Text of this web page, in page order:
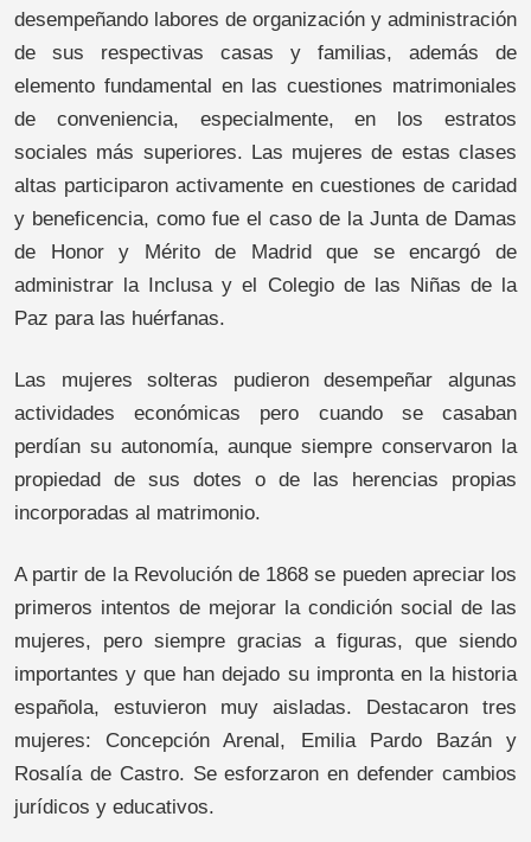
desempeñando labores de organización y administración
de sus respectivas casas y familias, además de
elemento fundamental en las cuestiones matrimoniales
de conveniencia, especialmente, en los estratos
sociales más superiores. Las mujeres de estas clases
altas participaron activamente en cuestiones de caridad
y beneficencia, como fue el caso de la Junta de Damas
de Honor y Mérito de Madrid que se encargó de
administrar la Inclusa y el Colegio de las Niñas de la
Paz para las huérfanas.
Las mujeres solteras pudieron desempeñar algunas
actividades económicas pero cuando se casaban
perdían su autonomía, aunque siempre conservaron la
propiedad de sus dotes o de las herencias propias
incorporadas al matrimonio.
A partir de la Revolución de 1868 se pueden apreciar los
primeros intentos de mejorar la condición social de las
mujeres, pero siempre gracias a figuras, que siendo
importantes y que han dejado su impronta en la historia
española, estuvieron muy aisladas. Destacaron tres
mujeres: Concepción Arenal, Emilia Pardo Bazán y
Rosalía de Castro. Se esforzaron en defender cambios
jurídicos y educativos.